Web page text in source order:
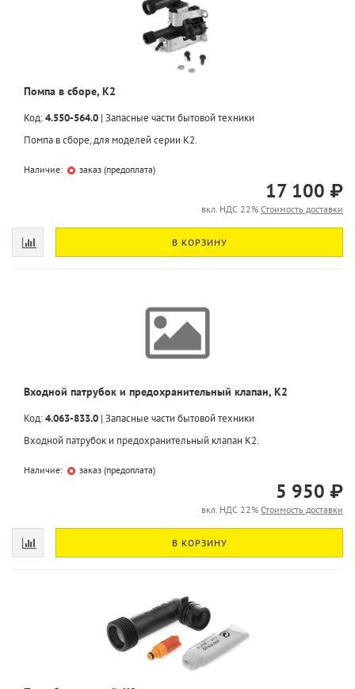
Помпа в сборе, K2
Код:4.550-564.0 | Запасные части бытовой техники
Помпа в сборе, для моделей серии К2.
Наличие: заказ (предоплата)
17 100 ₽
вкл. НДС 22% Стоимость доставки
В КОРЗИНУ
Входной патрубок и предохранительный клапан, K2
Код:4.063-833.0 | Запасные части бытовой техники
Входной патрубок и предохранительный клапан K2.
Наличие: заказ (предоплата)
5 950 ₽
вкл. НДС 22% Стоимость доставки
В КОРЗИНУ